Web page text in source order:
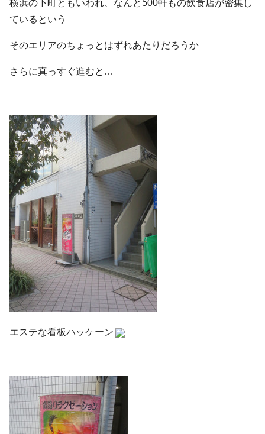
横浜の下町ともいわれ、なんと500軒もの飲食店が密集し
ているという
そのエリアのちょっとはずれあたりだろうか
さらに真っすぐ進むと…
エステな看板ハッケーン